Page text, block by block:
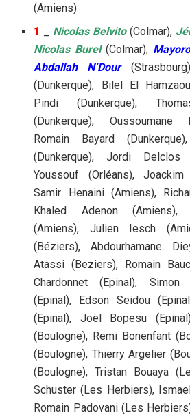
(Amiens)
1
Nicolas Belvito(Colmar),
Nicolas Burel(Colmar),
Abdallah N’Dour
(Dunkerque), Bilel El
Pindi (Dunkerque),
(Dunkerque), Oussoumane
Romain Bayard
(Dunkerque), Jordi Delclos
Youssouf (Orléans), Joackim
Samir Henaini (Amiens),
Khaled Adenon (Amiens),
(Amiens), Julien Iesch
(Béziers), Abdourhamane
Atassi (Beziers), Romain
Chardonnet (Epinal), Simon
(Epinal), Edson Seidou
(Epinal), Joël Bopesu
(Boulogne), Remi Bonenfant
(Boulogne), Thierry Argelier
(Boulogne), Tristan Bouaya
Schuster (Les Herbiers),
Romain Padovani (Les